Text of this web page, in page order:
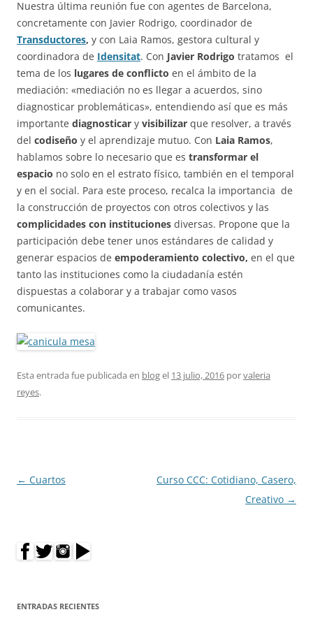
Nuestra última reunión fue con agentes de Barcelona,
concretamente con Javier Rodrigo, coordinador de
Transductores, y con Laia Ramos, gestora cultural y
coordinadora de Idensitat. Con Javier Rodrigo tratamos el
tema de los lugares de conflicto en el ámbito de la
mediación: «mediación no es llegar a acuerdos, sino
diagnosticar problemáticas», entendiendo así que es más
importante diagnosticar y visibilizar que resolver, a través
del codiseño y el aprendizaje mutuo. Con Laia Ramos,
hablamos sobre lo necesario que es transformar el
espacio no solo en el estrato físico, también en el temporal
y en el social. Para este proceso, recalca la importancia de
la construcción de proyectos con otros colectivos y las
complicidades con instituciones diversas. Propone que la
participación debe tener unos estándares de calidad y
generar espacios de empoderamiento colectivo, en el que
tanto las instituciones como la ciudadanía estén
dispuestas a colaborar y a trabajar como vasos
comunicantes.
Esta entrada fue publicada en blogel 13 julio, 2016 porvaleria
reyes.
Navegación
← Cuartos
Curso CCC: Cotidiano, Casero,
Creativo →
ENTRADAS RECIENTES